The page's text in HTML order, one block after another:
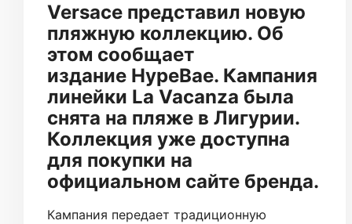
Versace представил новую
пляжную коллекцию. Об
этом сообщает
издание HypeBae. Кампания
линейки La Vacanza была
снята на пляже в Лигурии.
Коллекция уже доступна
для покупки на
официальном сайте бренда.
Кампания передает традиционную